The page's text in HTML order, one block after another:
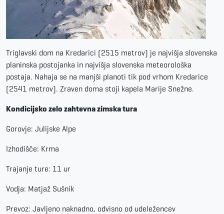
Triglavski dom na Kredarici (2515 metrov) je najvišja slovenska
planinska postojanka in najvišja slovenska meteorološka
postaja. Nahaja se na manjši planoti tik pod vrhom Kredarice
(2541 metrov). Zraven doma stoji kapela Marije Snežne.
Kondicijsko zelo zahtevna zimska tura
Gorovje: Julijske Alpe
Izhodišče: Krma
Trajanje ture: 11 ur
Vodja: Matjaž Sušnik
Prevoz: Javljeno naknadno, odvisno od udeležencev